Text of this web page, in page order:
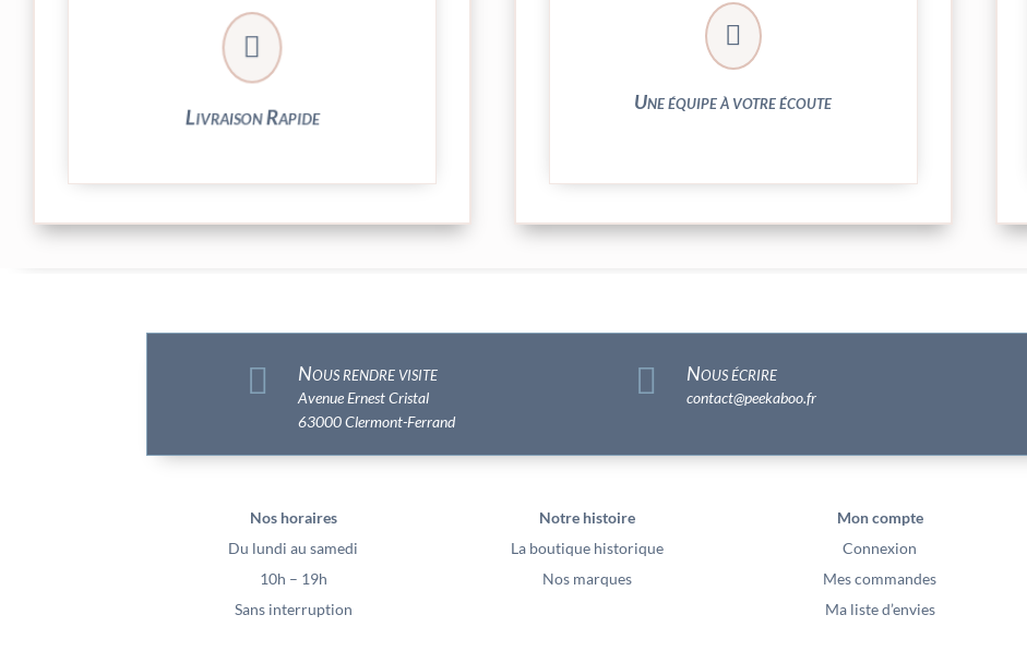

Livraison Rapide
Votre commande est expédiée sous 24/48h
et livrée par Colissimo. 
Une équipe à votre écoute
N’hésitez pas à nous solliciter
► 04 73 27 04 20
► contact@peekaboo.fr
 Nous rendre visite
Avenue Ernest Cristal
63000 Clermont-Ferrand
 Nous écrire
contact@peekaboo.fr
Nos horaires
Du lundi au samedi
10h – 19h
Sans interruption
Notre histoire
La boutique historique
Nos marques
Mon compte
Connexion
Mes commandes
Ma liste d’envies